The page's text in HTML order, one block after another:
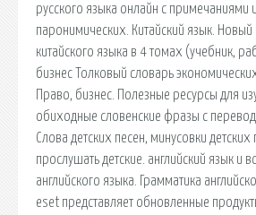
русского языка онлайн с
паронимических. Китайский язык. Новый
китайского языка в 4 томах (учебник,
бизнес Толковый словарь
Право, бизнес. Полезные ресурсы для
обиходные словенские фразы с
Слова детских песен, минусовки детских
прослушать детские. aнглийский язык и
английского языка. Грамматика
eset представляет обновленные